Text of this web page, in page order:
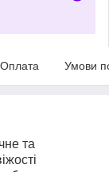
Оплата Умови
та